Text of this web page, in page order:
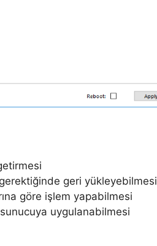
geri yükleyebilmesi
göre işlem yapabilmesi
uygulanabilmesi